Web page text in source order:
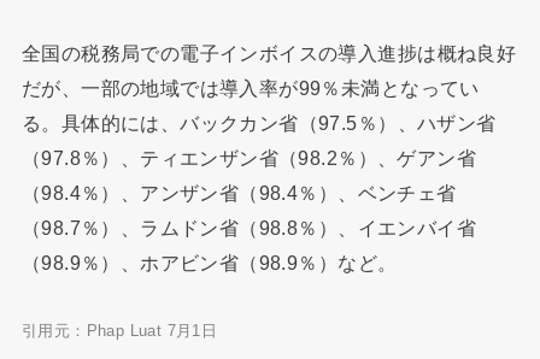
全国の税務局での電子インボイスの導入進捗は概ね良好
だが、一部の地域では導入率が99％未満となってい
る。具体的には、バックカン省（97.5％）、ハザン省
（97.8％）、ティエンザン省（98.2％）、ゲアン省
（98.4％）、アンザン省（98.4％）、ベンチェ省
（98.7％）、ラムドン省（98.8％）、イエンバイ省
（98.9％）、ホアビン省（98.9％）など。
引用元：Phap Luat 7月1日